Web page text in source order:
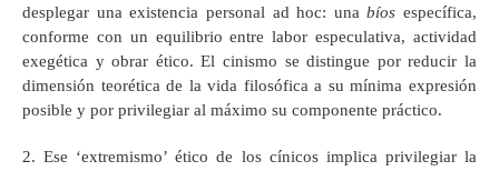
desplegar una existencia personal ad hoc: unabíos específica,
conforme con un equilibrio entre labor especulativa, actividad
exegética y obrar ético. El cinismo se distingue por reducir la
dimensión teorética de la vida filosófica a su mínima expresión
posible y por privilegiar al máximo su componente práctico.
2. Ese ‘extremismo’ ético de los cínicos implica privilegiar la